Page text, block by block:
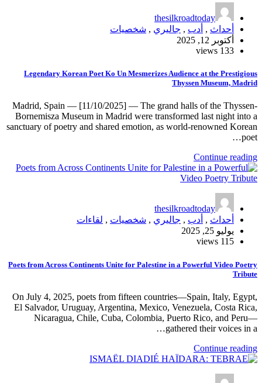
thesilkroadtoday
أحداث , أدب , جاليري , شخصيات
أكتوبر 12, 2025
133 views
Legendary Korean Poet Ko Un Mesmerizes Audience at the Prestigious
Thyssen Museum, Madrid
Madrid, Spain — [11/10/2025] — The grand halls of the Thyssen-
Bornemisza Museum in Madrid were transformed last night into a
sanctuary of poetry and shared emotion, as world-renowned Korean
poet…
Continue reading
thesilkroadtoday
أحداث , أدب , جاليري , شخصيات , لقاءات
يوليو 25, 2025
115 views
Poets from Across Continents Unite for Palestine in a Powerful Video Poetry
Tribute
On July 4, 2025, poets from fifteen countries—Spain, Italy, Egypt,
El Salvador, Uruguay, Argentina, Mexico, Venezuela, Costa Rica,
Nicaragua, Chile, Cuba, Colombia, Puerto Rico, and Peru—
gathered their voices in a…
Continue reading